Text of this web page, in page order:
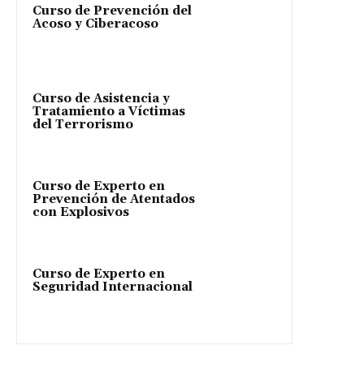
Curso de Prevención del
Acoso y Ciberacoso
Curso de Asistencia y
Tratamiento a Víctimas
del Terrorismo
Curso de Experto en
Prevención de Atentados
con Explosivos
Curso de Experto en
Seguridad Internacional